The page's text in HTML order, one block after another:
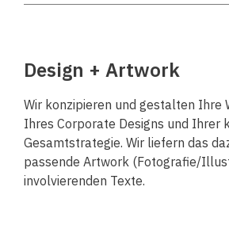
Design + Artwork
Wir konzipieren und gestalten Ihre
Ihres Corporate Designs und Ihrer
Gesamtstrategie. Wir liefern das
passende Artwork (Fotografie/
involvierenden Texte.